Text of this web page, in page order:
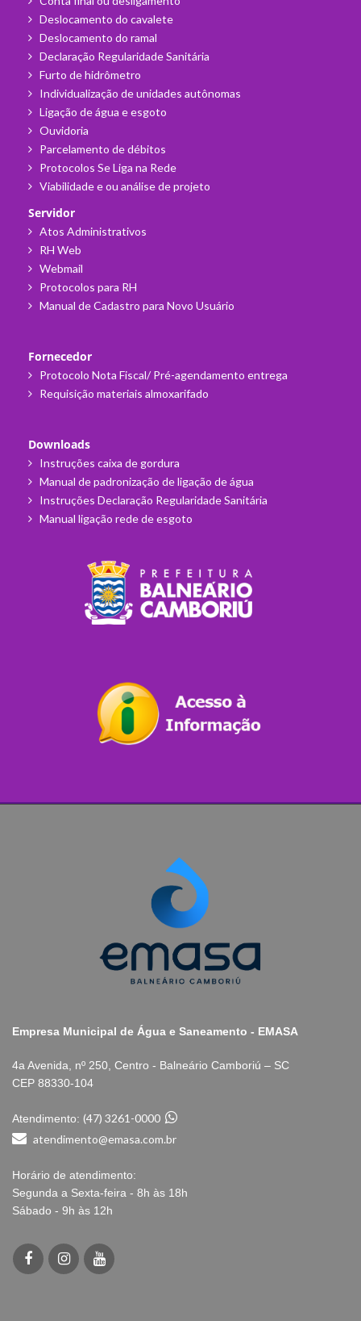
Deslocamento do cavalete
Deslocamento do ramal
Declaração Regularidade Sanitária
Furto de hidrômetro
Individualização de unidades autônomas
Ligação de água e esgoto
Ouvidoria
Parcelamento de débitos
Protocolos Se Liga na Rede
Viabilidade e ou análise de projeto
Servidor
Atos Administrativos
RH Web
Webmail
Protocolos para RH
Manual de Cadastro para Novo Usuário
Fornecedor
Protocolo Nota Fiscal/ Pré-agendamento entrega
Requisição materiais almoxarifado
Downloads
Instruções caixa de gordura
Manual de padronização de ligação de água
Instruções Declaração Regularidade Sanitária
Manual ligação rede de esgoto
Empresa Municipal de Água e Saneamento - EMASA
4a Avenida, nº 250, Centro - Balneário Camboriú – SC
CEP 88330-104
Atendimento: (47) 3261-0000
atendimento@emasa.com.br
Horário de atendimento:
Segunda a Sexta-feira - 8h às 18h
Sábado - 9h às 12h